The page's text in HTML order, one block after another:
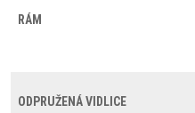
RÁM
ODPRUŽENÁ VIDLICE